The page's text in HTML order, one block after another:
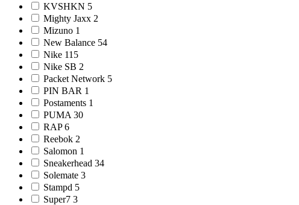
KVSHKN 5
Mighty Jaxx 2
Mizuno 1
New Balance 54
Nike 115
Nike SB 2
Packet Network 5
PIN BAR 1
Postaments 1
PUMA 30
RAP6
Reebok 2
Salomon 1
Sneakerhead 34
Solemate 3
Stampd 5
Super7 3